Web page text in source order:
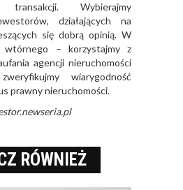
transakcji. Wybierajmy
działających na
się dobrą opinią. W
wtórnego – korzystajmy z
agencji nieruchomości
wiarygodność
prawny nieruchomości.
RÓWNIEŻ